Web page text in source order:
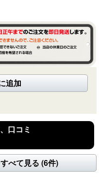
追加
口コミ
べて見る (6件)